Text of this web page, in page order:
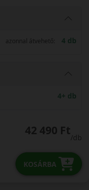
azonnal átvehető: 4 db
4+ db
42 490 Ft
/db
KOSÁRBA